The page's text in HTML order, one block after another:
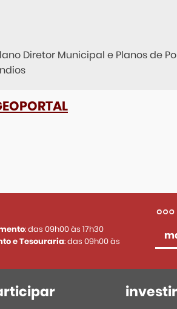
Diretor Municipal e Planos de
: das 09h00 às 17h30
e Tesouraria: das 09h00 às
investir